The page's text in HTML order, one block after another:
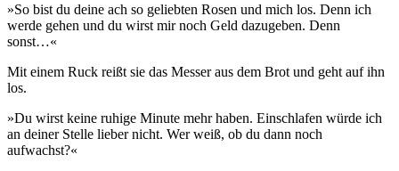
»So bist du deine ach so geliebten Rosen und mich los. Denn ich
werde gehen und du wirst mir noch Geld dazugeben. Denn
sonst…«
Mit einem Ruck reißt sie das Messer aus dem Brot und geht auf ihn
los.
»Du wirst keine ruhige Minute mehr haben. Einschlafen würde ich
an deiner Stelle lieber nicht. Wer weiß, ob du dann noch
aufwachst?«